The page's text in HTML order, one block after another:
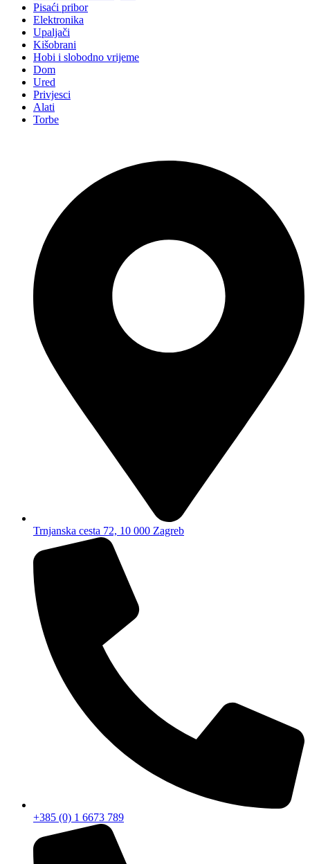
Pisaći pribor
Elektronika
Upaljači
Kišobrani
Hobi i slobodno vrijeme
Dom
Ured
Privjesci
Alati
Torbe
Trnjanska cesta 72, 10 000 Zagreb
+385 (0) 1 6673 789